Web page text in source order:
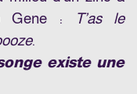
Gene :
T’as le
.
existe une